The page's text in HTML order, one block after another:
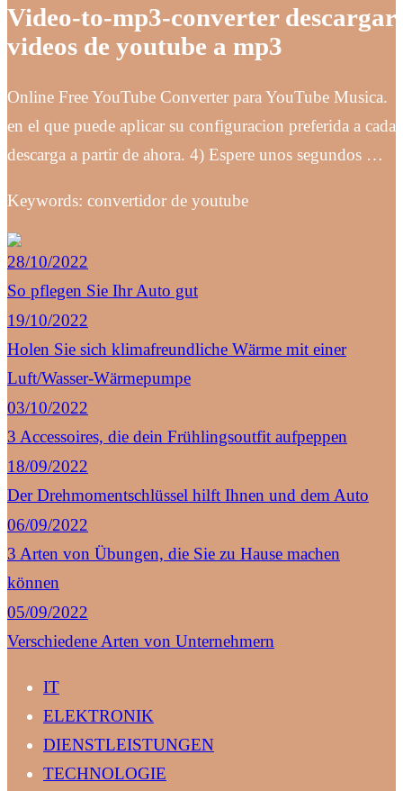
Video-to-mp3-converter descargar
videos de youtube a mp3
Online Free YouTube Converter para YouTube Musica.
en el que puede aplicar su configuracion preferida a cada
descarga a partir de ahora. 4) Espere unos segundos …
Keywords: convertidor de youtube
28/10/2022
So pflegen Sie Ihr Auto gut
19/10/2022
Holen Sie sich klimafreundliche Wärme mit einer
Luft/Wasser-Wärmepumpe
03/10/2022
3 Accessoires, die dein Frühlingsoutfit aufpeppen
18/09/2022
Der Drehmomentschlüssel hilft Ihnen und dem Auto
06/09/2022
3 Arten von Übungen, die Sie zu Hause machen
können
05/09/2022
Verschiedene Arten von Unternehmern
IT
ELEKTRONIK
DIENSTLEISTUNGEN
TECHNOLOGIE